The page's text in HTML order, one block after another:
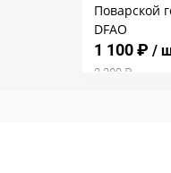
Поварской
DFAO
1 100 ₽ /
2 200 ₽